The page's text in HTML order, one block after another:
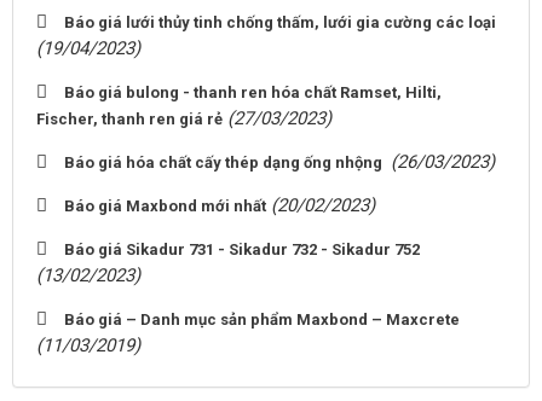
Báo giá lưới thủy tinh chống thấm, lưới gia cường các loại
(19/04/2023)
Báo giá bulong - thanh ren hóa chất Ramset, Hilti,
Fischer, thanh ren giá rẻ (27/03/2023)
Báo giá hóa chất cấy thép dạng ống nhộng (26/03/2023)
Báo giá Maxbond mới nhất (20/02/2023)
Báo giá Sikadur 731 - Sikadur 732 - Sikadur 752
(13/02/2023)
Báo giá – Danh mục sản phẩm Maxbond – Maxcrete
(11/03/2019)